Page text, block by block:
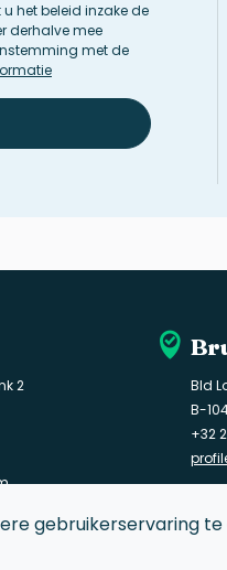
het beleid inzake de
derhalve mee
met de
2
Bld
B-
+32
gebruikerservaring